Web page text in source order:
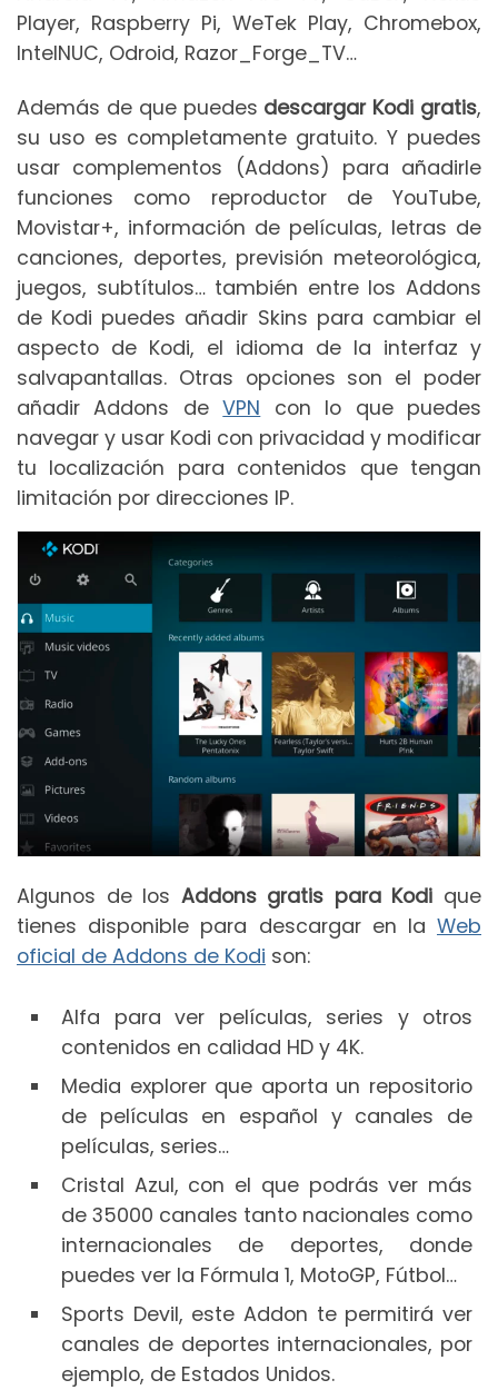
Player, Raspberry Pi, WeTek Play, Chromebox,
IntelNUC, Odroid, Razor_Forge_TV…
Además de que puedes descargar Kodi gratis,
su uso es completamente gratuito. Y puedes
usar complementos (Addons) para añadirle
funciones como reproductor de YouTube,
Movistar+, información de películas, letras de
canciones, deportes, previsión meteorológica,
juegos, subtítulos… también entre los Addons
de Kodi puedes añadir Skins para cambiar el
aspecto de Kodi, el idioma de la interfaz y
salvapantallas. Otras opciones son el poder
añadir Addons deVPN con lo que puedes
navegar y usar Kodi con privacidad y modificar
tu localización para contenidos que tengan
limitación por direcciones IP.
Algunos de los Addons gratis para Kodi que
tienes disponible para descargar en la Web
oficial de Addons de Kodi son:
Alfa para ver películas, series y otros
contenidos en calidad HD y 4K.
Media explorer que aporta un repositorio
de películas en español y canales de
películas, series…
Cristal Azul, con el que podrás ver más
de 35000 canales tanto nacionales como
internacionales de deportes, donde
puedes ver la Fórmula 1, MotoGP, Fútbol…
Sports Devil, este Addon te permitirá ver
canales de deportes internacionales, por
ejemplo, de Estados Unidos.